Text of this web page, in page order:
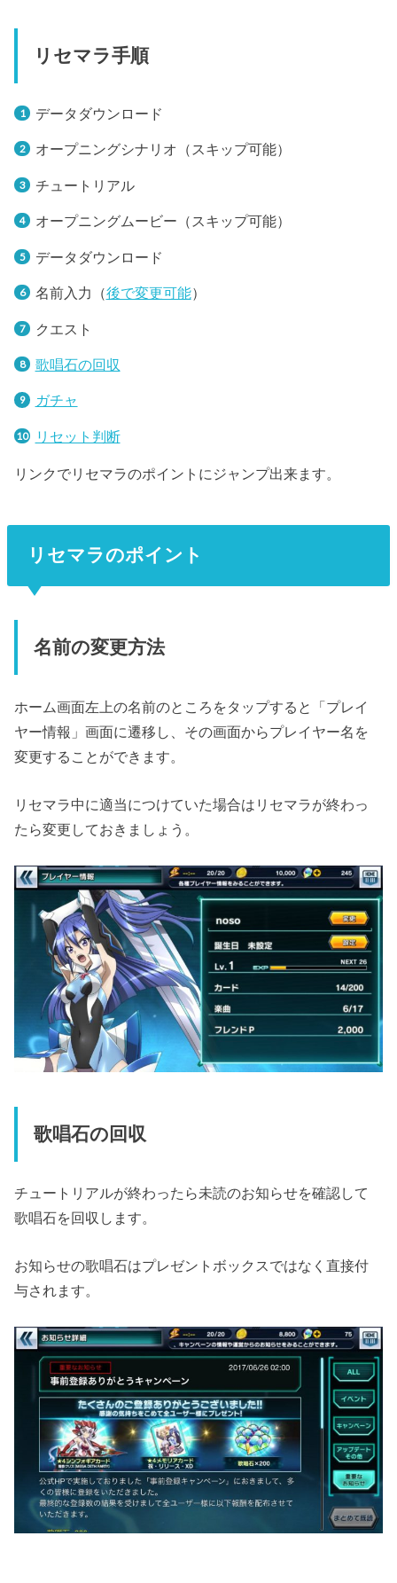
リセマラ手順
データダウンロード
オープニングシナリオ（スキップ可能）
チュートリアル
オープニングムービー（スキップ可能）
データダウンロード
名前入力（後で変更可能）
クエスト
歌唱石の回収
ガチャ
リセット判断
リンクでリセマラのポイントにジャンプ出来ます。
リセマラのポイント
名前の変更方法
ホーム画面左上の名前のところをタップすると「プレイ
ヤー情報」画面に遷移し、その画面からプレイヤー名を
変更することができます。
リセマラ中に適当につけていた場合はリセマラが終わっ
たら変更しておきましょう。
歌唱石の回収
チュートリアルが終わったら未読のお知らせを確認して
歌唱石を回収します。
お知らせの歌唱石はプレゼントボックスではなく直接付
与されます。